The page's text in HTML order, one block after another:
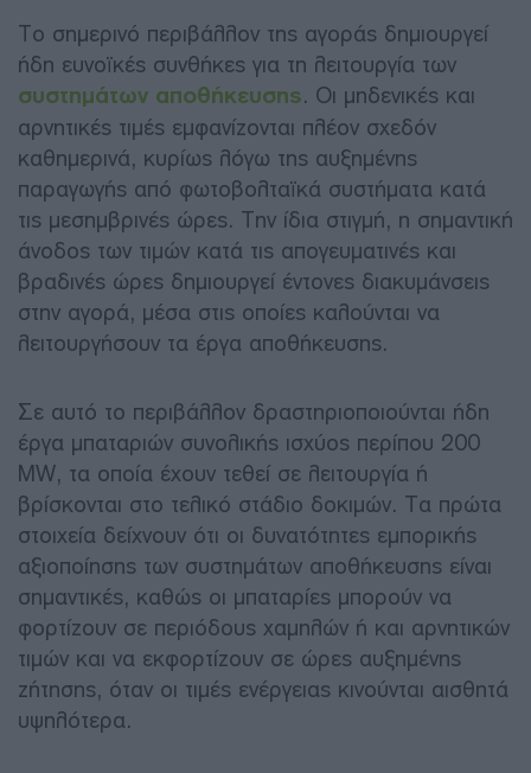
Το σημερινό περιβάλλον της αγοράς δημιουργεί
ήδη ευνοϊκές συνθήκες για τη λειτουργία των
συστημάτων αποθήκευσης. Οι μηδενικές και
αρνητικές τιμές εμφανίζονται πλέον σχεδόν
καθημερινά, κυρίως λόγω της αυξημένης
παραγωγής από φωτοβολταϊκά συστήματα κατά
τις μεσημβρινές ώρες. Την ίδια στιγμή, η σημαντική
άνοδος των τιμών κατά τις απογευματινές και
βραδινές ώρες δημιουργεί έντονες διακυμάνσεις
στην αγορά, μέσα στις οποίες καλούνται να
λειτουργήσουν τα έργα αποθήκευσης.
Σε αυτό το περιβάλλον δραστηριοποιούνται ήδη
έργα μπαταριών συνολικής ισχύος περίπου 200
MW, τα οποία έχουν τεθεί σε λειτουργία ή
βρίσκονται στο τελικό στάδιο δοκιμών. Τα πρώτα
στοιχεία δείχνουν ότι οι δυνατότητες εμπορικής
αξιοποίησης των συστημάτων αποθήκευσης είναι
σημαντικές, καθώς οι μπαταρίες μπορούν να
φορτίζουν σε περιόδους χαμηλών ή και αρνητικών
τιμών και να εκφορτίζουν σε ώρες αυξημένης
ζήτησης, όταν οι τιμές ενέργειας κινούνται αισθητά
υψηλότερα.